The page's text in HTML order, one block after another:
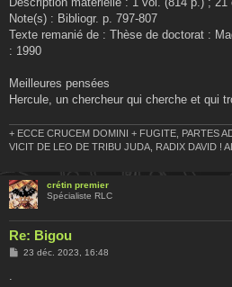
Note(s) : Bibliogr. p. 797-807
Texte remanié de : Thèse de doctorat :
: 1990
Meilleures pensées
Hercule, un chercheur qui cherche et qui
+ ECCE CRUCEM DOMINI + FUGITE, PARTES
VICIT DE LEO DE TRIBU JUDA, RADIX DAVID !
crétin premier
Spécialiste RLC
Re: Bigou
M23 déc. 2023, 16:48
.